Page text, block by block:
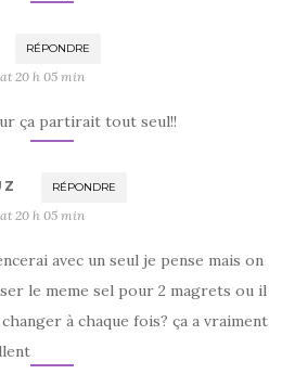
RÉPONDRE
20 h 05 min
ça partirait tout seul!!
RÉPONDRE
20 h 05 min
avec un seul je pense mais on
le meme sel pour 2 magrets ou il
à chaque fois? ça a vraiment